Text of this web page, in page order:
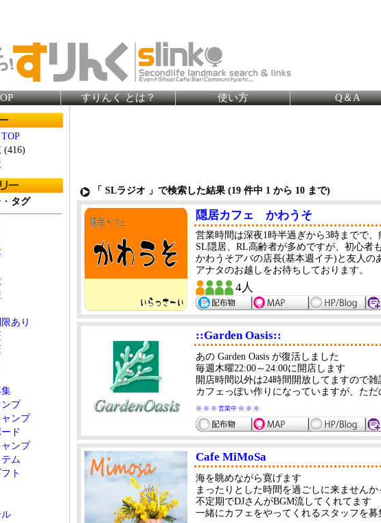
すりんく とは？ 使い方 Q＆A
(416)
・ タグ
あり
プ
ンプ
ド
ンプ
ム
ト
「 SLラジオ 」で検索した結果 (19 件中 1 から 10 まで)
隠居カフェ かわうそ
営業時間は深夜1時半過ぎから3時までで
SL隠居、RL高齢者が多めですが、初心者
かわうそアバの店長(基本週イチ)と友人の
アナタのお越しをお待ちしております。
4人
::Garden Oasis::
あの Garden Oasis が復活しました
毎週木曜22:00～24:00に開店します
開店時間以外は24時間開放してますので
カフェっぽい作りになっていますが、ただ
※ ※ ※ 営業中 ※ ※ ※
Cafe MiMoSa
海を眺めながら寛げます
まったりとした時間を過ごしに来ませ
不定期でDJさんがBGM流してくれてます
一緒にカフェをやってくれるスタッフを募